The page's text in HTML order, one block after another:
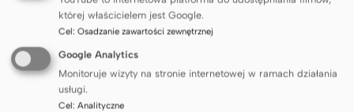
której właścicielem jest Google.
Cel: Osadzanie zawartości zewnętrznej
Google Analytics
Monitoruje wizyty na stronie internetowej w ramach działania
usługi.
Cel: Analityczne